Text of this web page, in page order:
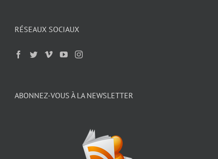
RÉSEAUX SOCIAUX
ABONNEZ-VOUS À LA NEWSLETTER